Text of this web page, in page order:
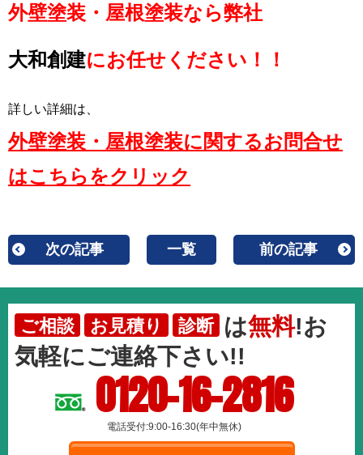
外壁塗装・屋根塗装なら弊社
大和創建にお任せください！！
詳しい詳細は、
外壁塗装・屋根塗装に関するお問合せ
はこちらをクリック
次の記事 一覧 前の記事
ご相談 お見積り 診断 は無料!お
気軽にご連絡下さい!!
0120-16-2816
電話受付:9:00-16:30(年中無休)